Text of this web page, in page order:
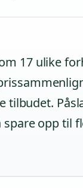
17 ulike
tilbudet.
opp til